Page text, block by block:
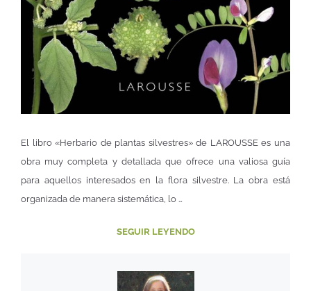
El libro «Herbario de plantas silvestres» de LAROUSSE es una
obra muy completa y detallada que ofrece una valiosa guía
para aquellos interesados en la flora silvestre. La obra está
organizada de manera sistemática, lo …
SEGUIR LEYENDO